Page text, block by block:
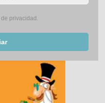
privacidad.